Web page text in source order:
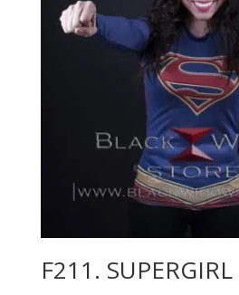
F211. SUPERGIRL